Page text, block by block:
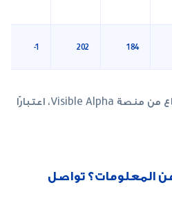
184
202
-1
ملاحظة: تُؤخذ تقديرات الإجماع من منصة Visible Alpha، اعتبارًا
المعلومات؟ تواصل